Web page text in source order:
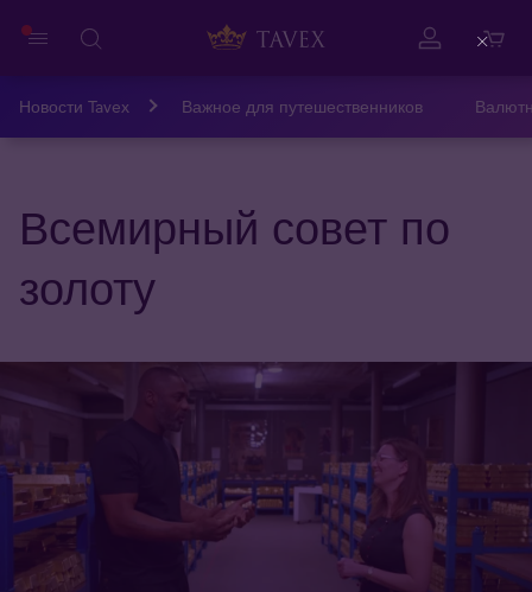
Новости Tavex Важное для путешественников
Всемирный совет по
золоту
Close